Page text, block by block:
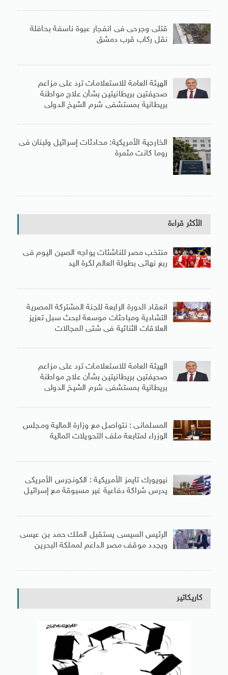
قتلى وجرحى فى انفجار عبوة ناسفة بحافلة
نقل ركاب قرب دمشق
الهيئة العامة للاستعلامات ترد على مزاعم
صحيفتين بريطانيتين بشأن علاج مواطنة
بريطانية بمستشفى شرم الشيخ الدولى
الخارجية الأمريكية: محادثات إسرائيل ولبنان فى
روما كانت مثمرة
الأكثر قراءة
منتخب مصر للناشئات يواجه الصين اليوم فى
ربع نهائى بطولة العالم لكرة اليد
انعقاد الدورة الرابعة للجنة المشتركة المصرية
التشادية ومباحثات موسعة لبحث سبل تعزيز
العلاقات الثنائية فى شتى المجالات
الهيئة العامة للاستعلامات ترد على مزاعم
صحيفتين بريطانيتين بشأن علاج مواطنة
بريطانية بمستشفى شرم الشيخ الدولى
المسلمانى : نتواصل مع وزارة المالية ومجلس
الوزراء لمتابعة ملف التحويلات المالية
نيويورك تايمز الأمريكية : الكونجرس الأمريكى
يدرس شراكة دفاعية غير مسبوقة مع إسرائيل
الرئيس السيسى يستقبل الملك حمد بن عيسى
ويجدد موقف مصر الداعم لمملكة البحرين
كاريكاتير